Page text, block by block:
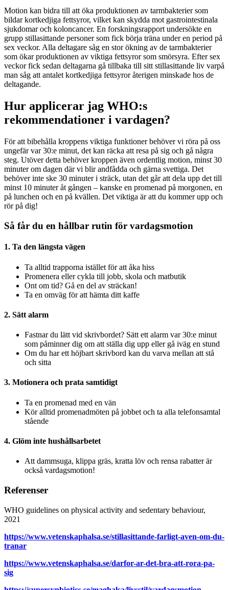
Motion kan bidra till att öka produktionen av tarmbakterier som
bildar kortkedjiga fettsyror, vilket kan skydda mot gastrointestinala
sjukdomar och koloncancer. En forskningsrapport undersökte en
grupp stillasittande personer som fick börja träna under en period på
sex veckor. Alla deltagare såg en stor ökning av de tarmbakterier
som ökar produktionen av viktiga fettsyror som smörsyra. Efter sex
veckor fick sedan deltagarna gå tillbaka till sitt stillasittande liv varpå
man såg att antalet kortkedjiga fettsyror återigen minskade hos de
deltagande.
Hur applicerar jag WHO:s
rekommendationer i vardagen?
För att bibehålla kroppens viktiga funktioner behöver vi röra på oss
ungefär var 30:e minut, det kan räcka att resa på sig och gå några
steg. Utöver detta behöver kroppen även ordentlig motion, minst 30
minuter om dagen där vi blir andfådda och gärna svettiga. Det
behöver inte ske 30 minuter i sträck, utan det går att dela upp det till
minst 10 minuter åt gången – kanske en promenad på morgonen, en
på lunchen och en på kvällen. Det viktiga är att du kommer upp och
rör på dig!
Så får du en hållbar rutin för vardagsmotion
1. Ta den längsta vägen
Ta alltid trapporna istället för att åka hiss
Promenera eller cykla till jobb, skola och matbutik
Ont om tid? Gå en del av sträckan!
Ta en omväg för att hämta ditt kaffe
2. Sätt alarm
Fastnar du lätt vid skrivbordet? Sätt ett alarm var 30:e minut
som påminner dig om att ställa dig upp eller gå iväg en stund
Om du har ett höjbart skrivbord kan du varva mellan att stå
och sitta
3. Motionera och prata samtidigt
Ta en promenad med en vän
Kör alltid promenadmöten på jobbet och ta alla telefonsamtal
stående
4. Glöm inte hushållsarbetet
Att dammsuga, klippa gräs, kratta löv och rensa rabatter är
också vardagsmotion!
Referenser
WHO guidelines on physical activity and sedentary behaviour,
2021
https://www.vetenskaphalsa.se/stillasittande-farligt-aven-om-du-
tranar
https://www.vetenskaphalsa.se/darfor-ar-det-bra-att-rora-pa-
sig